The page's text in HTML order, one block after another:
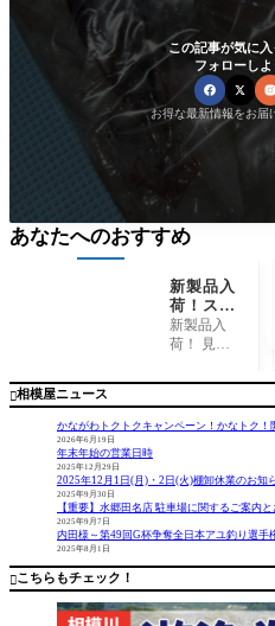
この記事が気に入
フォローしよ
お得な最新情報をお届
相模屋ニュース
かながわトクトクキャンペーン！かなトク！
2026年6月19日
年末年始の営業日時
2025年12月29日
2025年12月1日(月)・2日(火)棚卸休業のお知
2025年9月30日
【重要】水郷田名店 駐車場に関するご案内
2025年9月7日
内田様～第49回G杯争奪全日本アユ釣り選手
2025年8月1日
こちらもチェック！
あなたへのおすすめ
新製品入
荷！スミ
ス『チク
タクリッ
新製品入
荷！ 見た
っと変わ
イントシ
すね。 ウ
ビキビア
クション
びそうで
す。